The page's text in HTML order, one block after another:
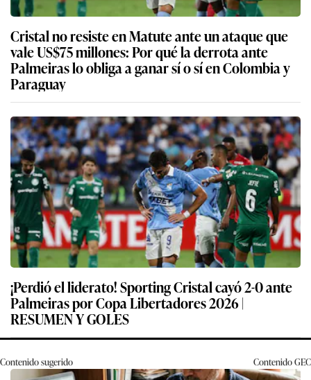
Cristal no resiste en Matute ante un ataque que
vale US$75 millones: Por qué la derrota ante
Palmeiras lo obliga a ganar sí o sí en Colombia y
Paraguay
¡Perdió el liderato! Sporting Cristal cayó 2-0 ante
Palmeiras por Copa Libertadores 2026 |
RESUMEN Y GOLES
Contenido sugerido ContenidoGEC